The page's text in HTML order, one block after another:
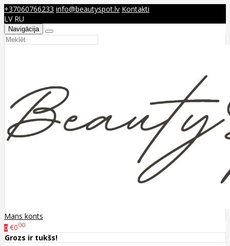
+37060766233 info@beautyspot.lv Kontakti
LV RU
Navigācija
Mans konts
0 €000
Grozs ir tukšs!